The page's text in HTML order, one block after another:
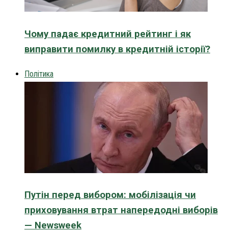
Чому падає кредитний рейтинг і як
виправити помилку в кредитній історії?
Політика
Путін перед вибором: мобілізація чи
приховування втрат напередодні виборів
— Newsweek